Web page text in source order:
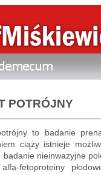
POTRÓJNY
to badanie
ciąży istnieje
badanie nieinwazyjne
fetoproteiny